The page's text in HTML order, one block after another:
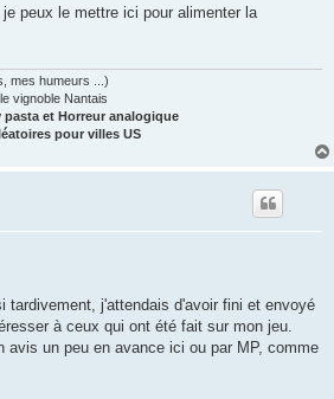
peux le mettre ici pour alimenter la
mes humeurs ...)
vignoble Nantais
pasta et Horreur analogique
pour villes US
tardivement, j'attendais d'avoir fini et envoyé
à ceux qui ont été fait sur mon jeu.
avis un peu en avance ici ou par MP, comme